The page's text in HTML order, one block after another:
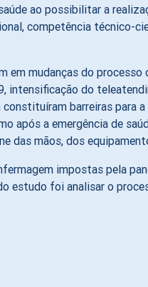
ao possibilitar a
competência técnico-
mudanças do
intensificação do
barreiras para
após a emergência de
das mãos, dos
impostas pela
estudo foi analisar o